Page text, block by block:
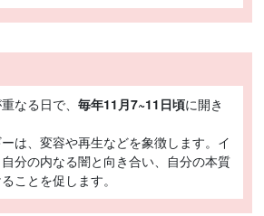
なる日で、毎年11月7~11日頃に開き
は、変容や再生などを象徴します。イ
分の内なる闇と向き合い、自分の本質
ことを促します。